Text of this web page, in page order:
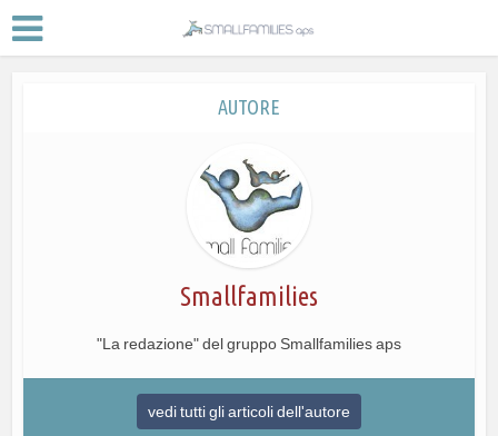
AUTORE
Smallfamilies
"La redazione" del gruppo Smallfamilies aps
vedi tutti gli articoli dell'autore